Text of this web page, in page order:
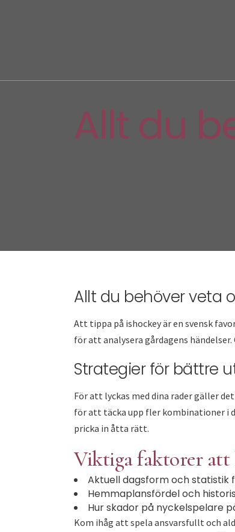
Allt du
Allt du behöver veta
Att tippa på ishockey är en svensk
för att analysera gårdagens
Strategier för bättre
För att lyckas med dina rader gäller
för att täcka upp fler kombinationer i
pricka in åtta rätt.
Viktiga faktorer att
Aktuell dagsform och statistik
Hemmaplansfördel och
Hur skador på nyckelspelare
Kom ihåg att spela ansvarsfullt och